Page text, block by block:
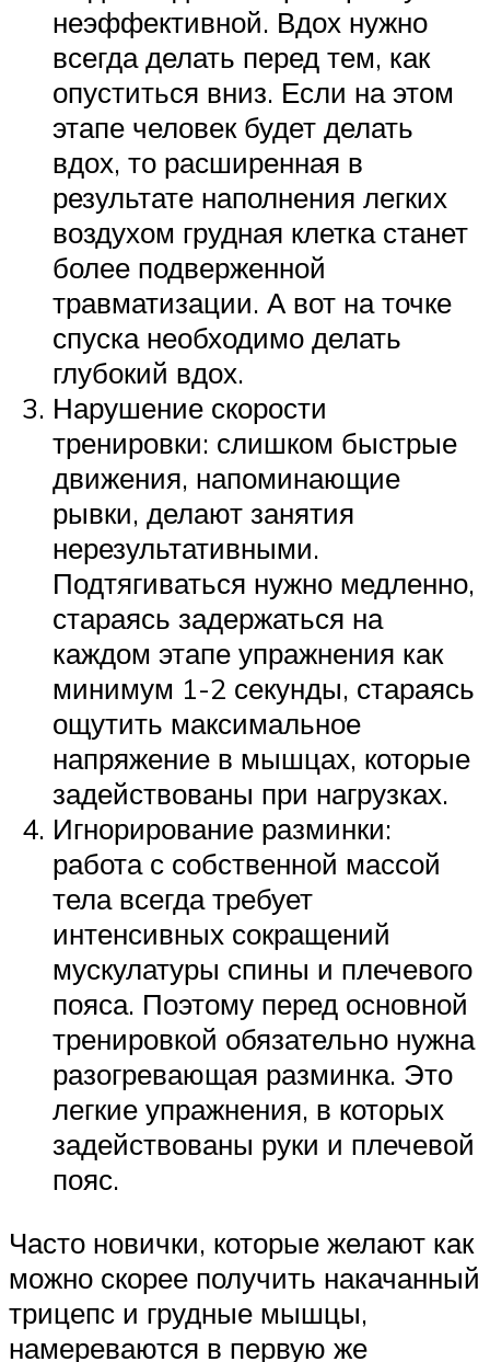
неэффективной. Вдох нужно
всегда делать перед тем, как
опуститься вниз. Если на этом
этапе человек будет делать
вдох, то расширенная в
результате наполнения легких
воздухом грудная клетка станет
более подверженной
травматизации. А вот на точке
спуска необходимо делать
глубокий вдох.
Нарушение скорости
тренировки: слишком быстрые
движения, напоминающие
рывки, делают занятия
нерезультативными.
Подтягиваться нужно медленно,
стараясь задержаться на
каждом этапе упражнения как
минимум 1-2 секунды, стараясь
ощутить максимальное
напряжение в мышцах, которые
задействованы при нагрузках.
Игнорирование разминки:
работа с собственной массой
тела всегда требует
интенсивных сокращений
мускулатуры спины и плечевого
пояса. Поэтому перед основной
тренировкой обязательно нужна
разогревающая разминка. Это
легкие упражнения, в которых
задействованы руки и плечевой
пояс.
Часто новички, которые желают как
можно скорее получить накачанный
трицепс и грудные мышцы,
намереваются в первую же